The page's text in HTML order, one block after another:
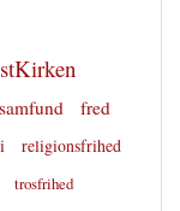
samfund
fred
religionsfrihed
trosfrihed